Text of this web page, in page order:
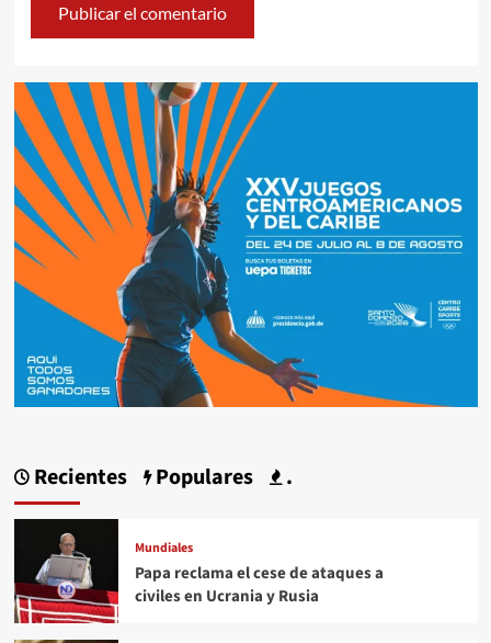
Recientes Populares .
Mundiales
Papa reclama el cese de ataques a
civiles en Ucrania y Rusia